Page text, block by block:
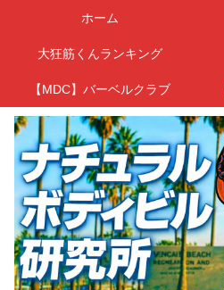
ホーム
大狂筋くんランキング
【MDC】バーベルクラブ